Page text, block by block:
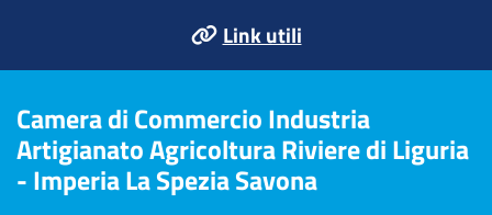
Link utili
Camera di Commercio Industria
Artigianato Agricoltura Riviere di Liguria
- Imperia La Spezia Savona